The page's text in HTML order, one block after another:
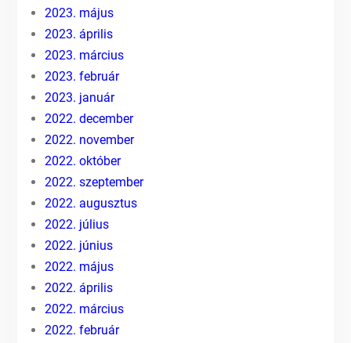
2023. május
2023. április
2023. március
2023. február
2023. január
2022. december
2022. november
2022. október
2022. szeptember
2022. augusztus
2022. július
2022. június
2022. május
2022. április
2022. március
2022. február